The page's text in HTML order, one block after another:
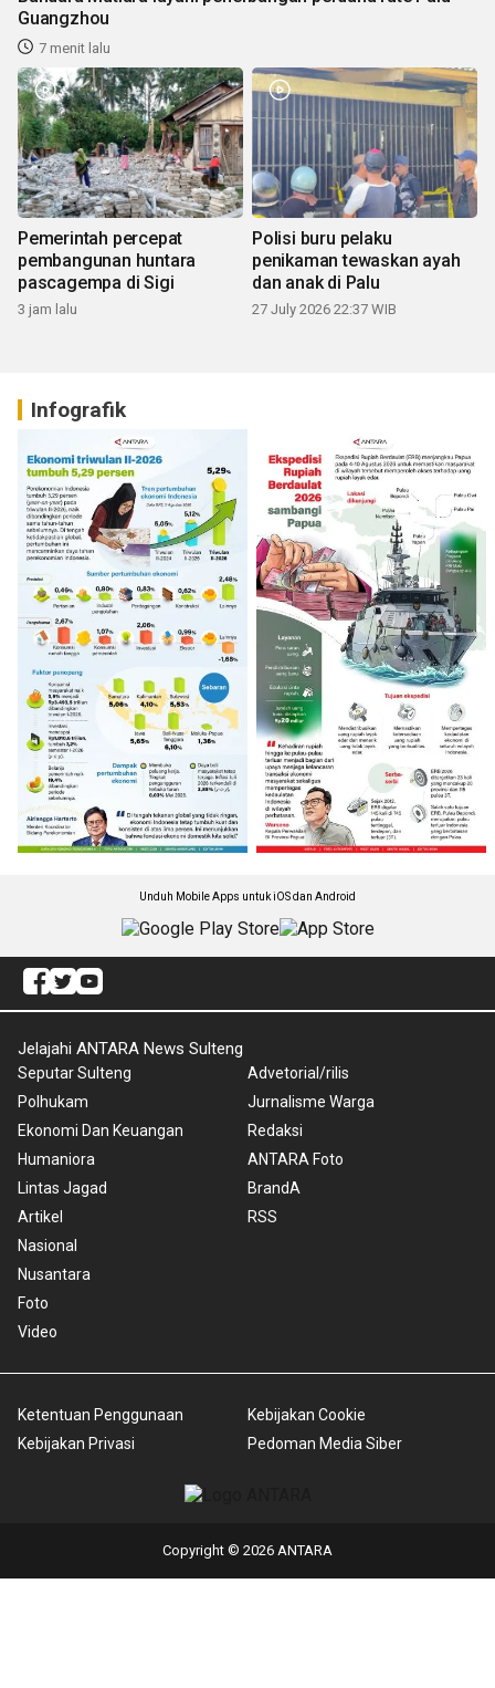
Guangzhou
7 menit lalu
Pemerintah percepat
pembangunan huntara
pascagempa di Sigi
3 jam lalu
Polisi buru pelaku
penikaman tewaskan ayah
dan anak di Palu
27 July 2026 22:37 WIB
Infografik
Unduh Mobile Apps untuk iOS dan Android
Jelajahi ANTARA News Sulteng
Seputar Sulteng
Polhukam
Ekonomi Dan Keuangan
Humaniora
Lintas Jagad
Artikel
Nasional
Nusantara
Foto
Video
Advetorial/rilis
Jurnalisme Warga
Redaksi
ANTARA Foto
BrandA
RSS
Ketentuan Penggunaan
Kebijakan Privasi
Kebijakan Cookie
Pedoman Media Siber
Copyright © 2026 ANTARA